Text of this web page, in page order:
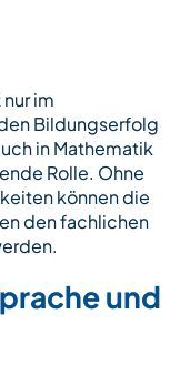
im
Bildungserfolg
in Mathematik
Rolle. Ohne
können die
den fachlichen
und